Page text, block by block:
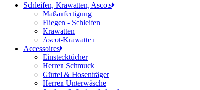
Schleifen, Krawatten, Ascots
Maßanfertigung
Fliegen - Schleifen
Krawatten
Ascot-Krawatten
Accessoires
Einstecktücher
Herren Schmuck
Gürtel & Hosenträger
Herren Unterwäsche